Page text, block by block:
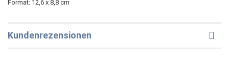
Format: 12,6 x 8,8 cm
Kundenrezensionen